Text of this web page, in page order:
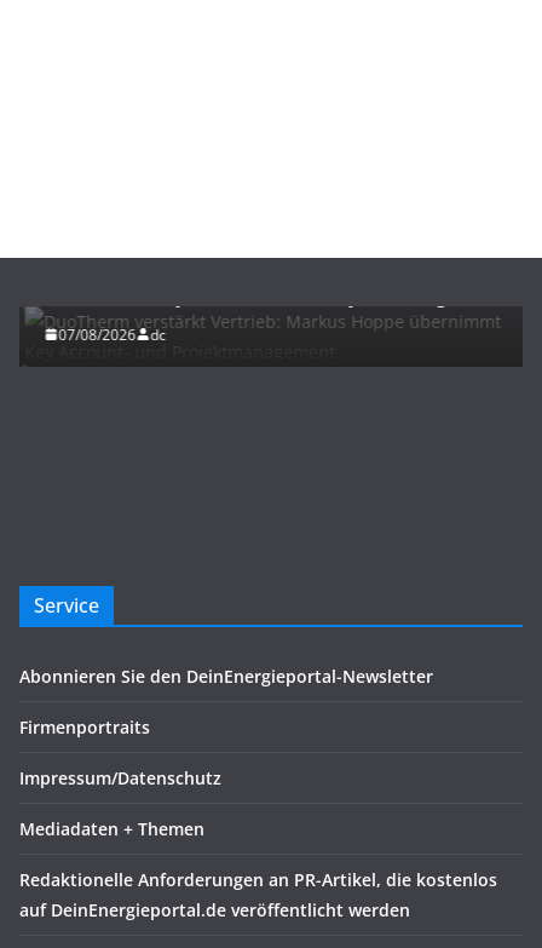
07/08/2026 dc
Service
Abonnieren Sie den DeinEnergieportal-Newsletter
Firmenportraits
Impressum/Datenschutz
Mediadaten + Themen
Redaktionelle Anforderungen an PR-Artikel, die kostenlos
auf DeinEnergieportal.de veröffentlicht werden